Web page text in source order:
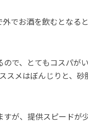
でお酒を飲むとな
で、とてもコスパ
メはぼんじりと、
が、提供スピードが